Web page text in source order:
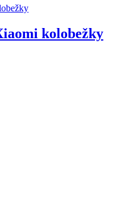
kolobežky